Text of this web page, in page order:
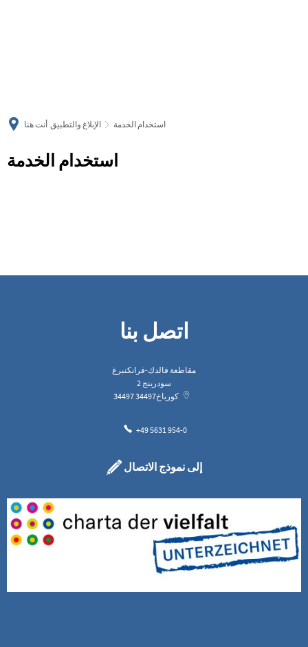
أنت هنا الإبلاغ والتطبيق استخدام الخدمة
استخدام
استخدام الخدمة
اتصل بنا
مقاطعة فالدك-فرانكنبرغ
سودرينج 2
34497
كورباخ34497
+49 5631 954-0
إلى نموذج الاتصال